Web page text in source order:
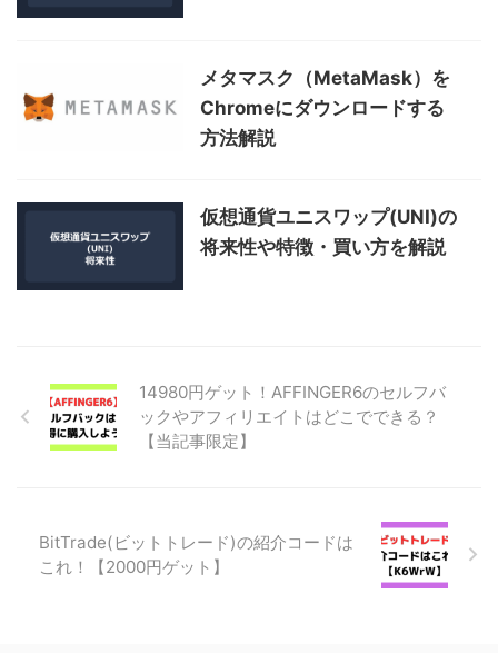
メタマスク（MetaMask）を
Chromeにダウンロードする
方法解説
仮想通貨ユニスワップ(UNI)の
将来性や特徴・買い方を解説
14980円ゲット！AFFINGER6のセルフバ
ックやアフィリエイトはどこでできる？
【当記事限定】
BitTrade(ビットトレード)の紹介コードは
これ！【2000円ゲット】